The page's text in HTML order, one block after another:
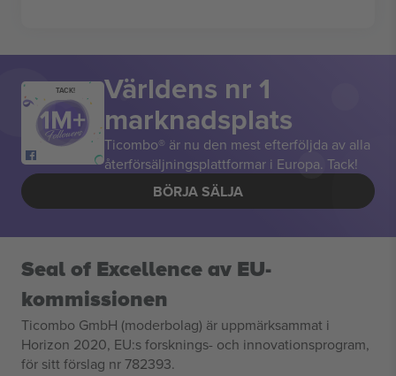
TACK! Världens nr 1
marknadsplats
Ticombo® är nu den mest efterföljda av alla
återförsäljningsplattformar i Europa. Tack!
BÖRJA SÄLJA
Seal of Excellence av EU-
kommissionen
Ticombo GmbH (moderbolag) är uppmärksammat i
Horizon 2020, EU:s forsknings- och innovationsprogram,
för sitt förslag nr 782393.